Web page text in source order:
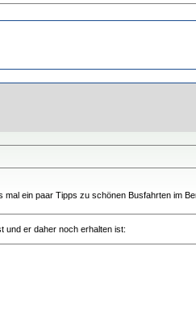
ein paar Tipps zu schönen Busfahrten im
und er daher noch erhalten ist: